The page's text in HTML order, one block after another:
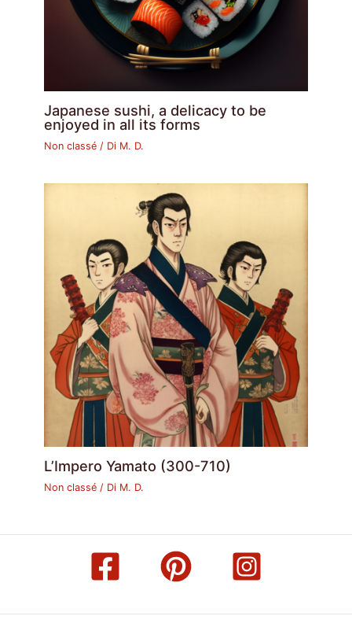
Japanese sushi, a delicacy to be
enjoyed in all its forms
Non classé / Di M. D.
L’Impero Yamato (300-710)
Non classé / Di M. D.